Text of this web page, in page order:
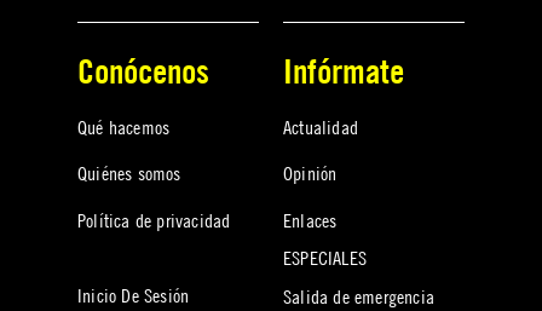
Conócenos
Qué hacemos
Quiénes somos
Política de privacidad
Inicio De Sesión
Infórmate
Actualidad
Opinión
Enlaces
ESPECIALES
Salida de emergencia